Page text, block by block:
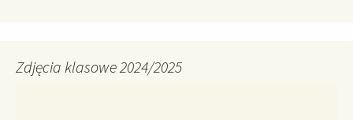
Zdjęcia klasowe 2024/2025